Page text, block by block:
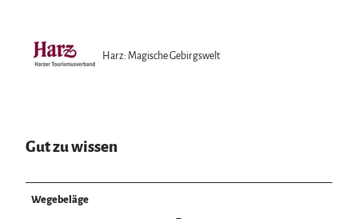
Harz: Magische Gebirgswelt
Gut zu wissen
Wegebeläge